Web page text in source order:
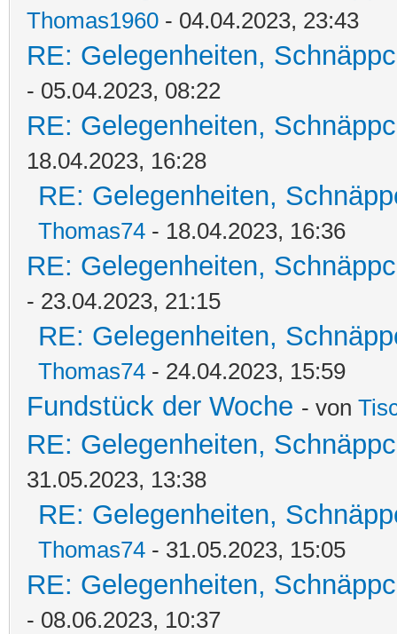
Thomas1960 - 04.04.2023, 23:43
RE: Gelegenheiten,
- 05.04.2023, 08:22
RE: Gelegenheiten,
18.04.2023, 16:28
RE: Gelegenheiten,
Thomas74 - 18.04.2023, 16:36
RE: Gelegenheiten,
- 23.04.2023, 21:15
RE: Gelegenheiten,
Thomas74 - 24.04.2023, 15:59
Fundstück der Woche - von
RE: Gelegenheiten,
31.05.2023, 13:38
RE: Gelegenheiten,
Thomas74 - 31.05.2023, 15:05
RE: Gelegenheiten,
- 08.06.2023, 10:37